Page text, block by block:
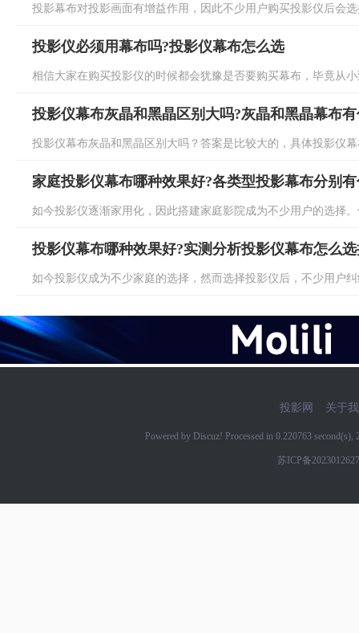
投影幕布对投影画面有增益作用，因此不少用户购买投影仪后会
投影仪必须用幕布吗?投影仪幕布怎么选
相信大家在购买投影仪的时候都会犹豫是否要购买幕布，毕竟从
投影仪幕布灰晶和黑晶区别大吗?灰晶和黑晶幕布
投影仪幕布灰晶和黑晶区别大吗？答案是比较大的，具体投影仪
家庭投影仪幕布哪种效果好?各类型投影幕布分别
如今投影仪逐渐家用化，因此搭建家庭影院成为不少用户的选择
投影仪幕布哪种效果好?实测分析投影仪幕布怎么
如今投影仪成为不少家庭的选择，然而选择投影仪后，不少用户
投影网 关于
Powered by Discuz! Processed in 0.220763
苏ICP备